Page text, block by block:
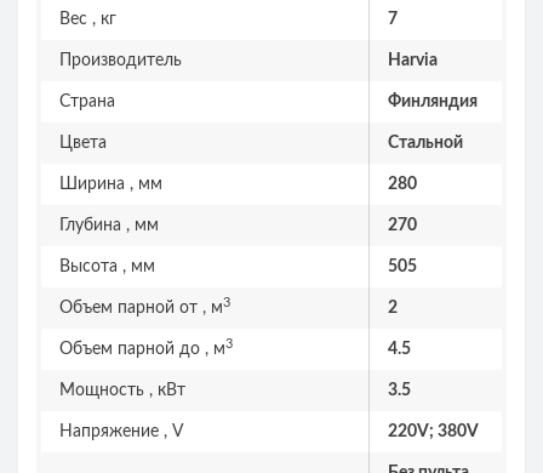
Вес , кг 7
Производитель Harvia
Страна Финляндия
Цвета Стальной
Ширина , мм 280
Глубина , мм 270
Высота , мм 505
Объем парной от , м3 2
Объем парной до , м3 4.5
Мощность , кВт 3.5
Напряжение , V 220V; 380V